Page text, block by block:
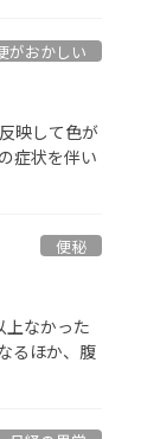
がおかしい
映して色が
症状を伴い
便秘
上なかった
るほか、腹